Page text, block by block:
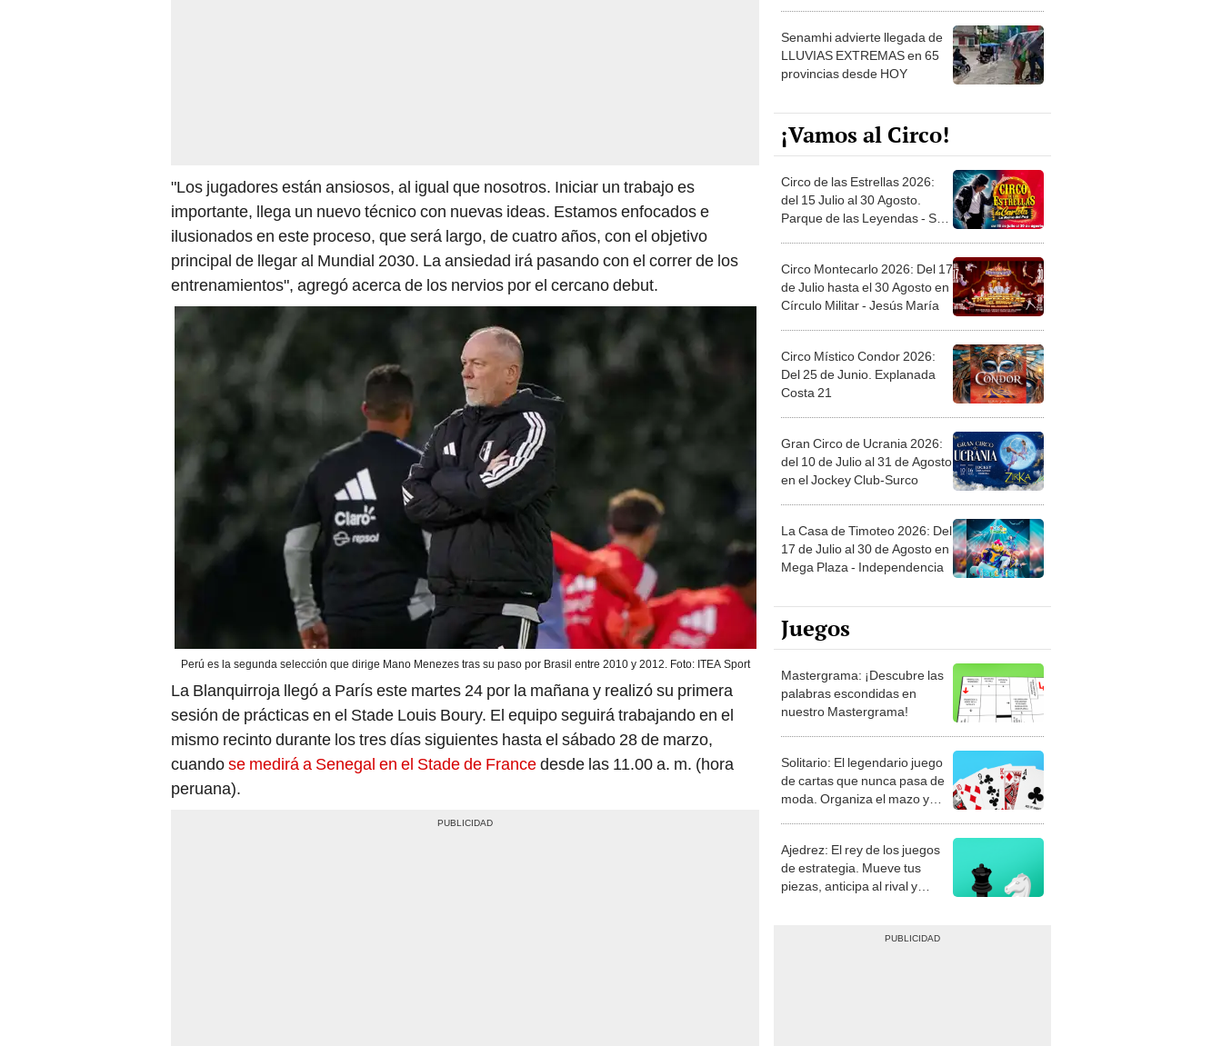
"Los jugadores están ansiosos, al igual que nosotros. Iniciar un trabajo es
importante, llega un nuevo técnico con nuevas ideas. Estamos enfocados e
ilusionados en este proceso, que será largo, de cuatro años, con el objetivo
principal de llegar al Mundial 2030. La ansiedad irá pasando con el correr de los
entrenamientos", agregó acerca de los nervios por el cercano debut.
Perú es la segunda selección que dirige Mano Menezes tras su paso por Brasil entre 2010 y 2012. Foto: ITEA Sport
La Blanquirroja llegó a París este martes 24 por la mañana y realizó su primera
sesión de prácticas en el Stade Louis Boury. El equipo seguirá trabajando en el
mismo recinto durante los tres días siguientes hasta el sábado 28 de marzo,
cuandose medirá a Senegal en el Stade de Francedesde las 11.00 a. m. (hora
peruana).
Senamhi advierte llegada de
LLUVIAS EXTREMAS en 65
provincias desde HOY
¡Vamos al Circo!
Circo de las Estrellas 2026:
del 15 Julio al 30 Agosto.
Parque de las Leyendas - San
Circo Montecarlo 2026: Del 17
de Julio hasta el 30 Agosto en
Círculo Militar - Jesús María
Circo Místico Condor 2026:
Del 25 de Junio. Explanada
Costa 21
Gran Circo de Ucrania 2026:
del 10 de Julio al 31 de Agosto
en el Jockey Club-Surco
La Casa de Timoteo 2026: Del
17 de Julio al 30 de Agosto en
Mega Plaza - Independencia
Juegos
Mastergrama: ¡Descubre las
palabras escondidas en
nuestro Mastergrama!
Solitario: El legendario juego
de cartas que nunca pasa de
moda. Organiza el mazo y
Ajedrez: El rey de los juegos
de estrategia. Mueve tus
piezas, anticipa al rival y